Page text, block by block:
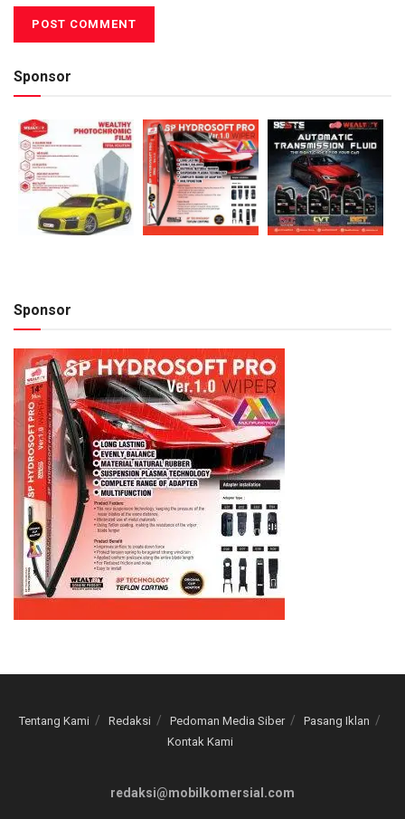
Sponsor
Sponsor
Tentang Kami Redaksi Pedoman Media Siber
Pasang Iklan
Kontak Kami
redaksi@mobilkomersial.com